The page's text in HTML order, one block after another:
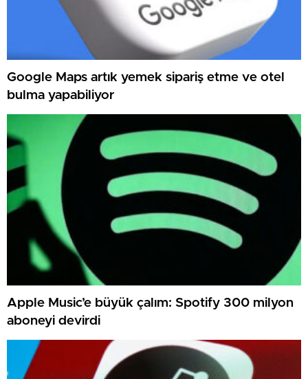
Google Maps artık yemek sipariş etme ve otel
bulma yapabiliyor
Apple Music’e büyük çalım: Spotify 300 milyon
aboneyi devirdi